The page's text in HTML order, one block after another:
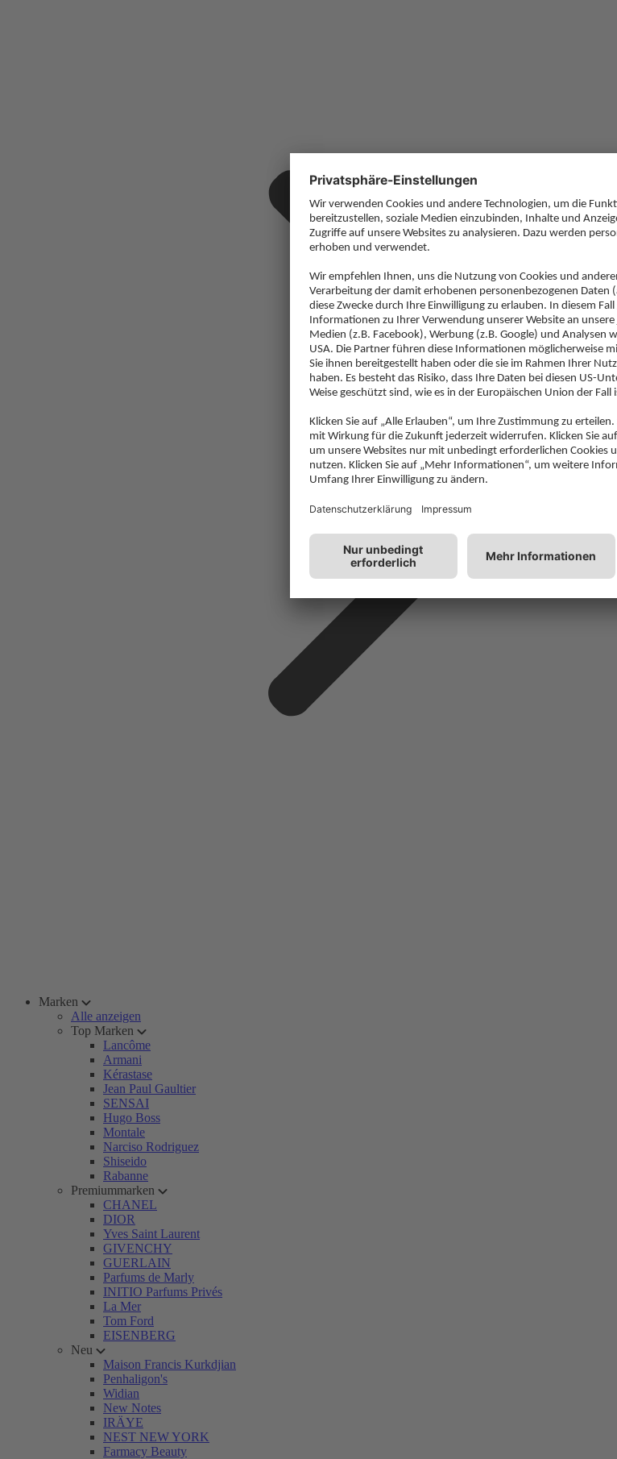
Marken
Alle anzeigen
Top Marken
Lancôme
Armani
Kérastase
Jean Paul Gaultier
SENSAI
Hugo Boss
Montale
Narciso Rodriguez
Shiseido
Rabanne
Premiummarken
CHANEL
DIOR
Yves Saint Laurent
GIVENCHY
GUERLAIN
Parfums de Marly
INITIO Parfums Privés
La Mer
Tom Ford
EISENBERG
Neu
Maison Francis Kurkdjian
Penhaligon's
Widian
New Notes
IRÄYE
NEST NEW YORK
Farmacy Beauty